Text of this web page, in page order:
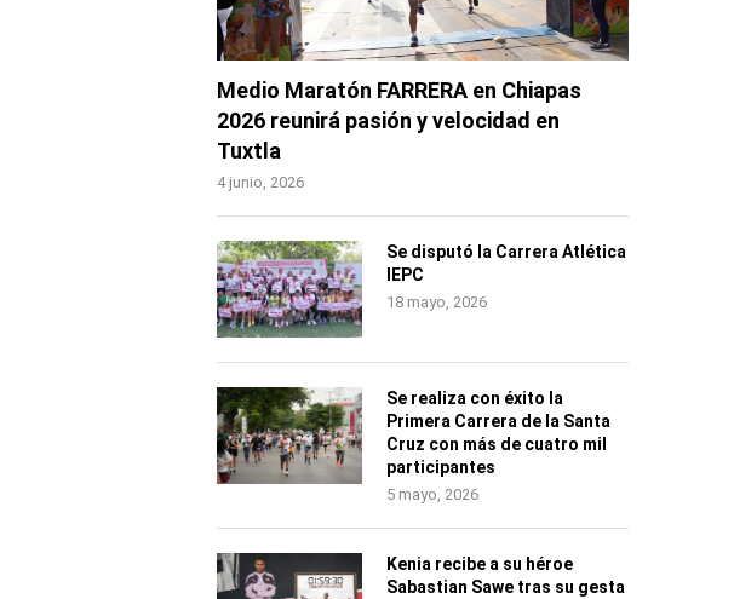
Medio Maratón FARRERA en Chiapas
2026 reunirá pasión y velocidad en
Tuxtla
4 junio, 2026
Se disputó la Carrera Atlética
IEPC
18 mayo, 2026
Se realiza con éxito la
Primera Carrera de la Santa
Cruz con más de cuatro mil
participantes
5 mayo, 2026
Kenia recibe a su héroe
Sabastian Sawe tras su gesta